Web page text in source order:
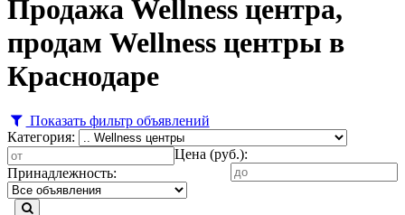
Продажа Wellness центра,
продам Wellness центры в
Краснодаре
Показать фильтр объявлений
Категория:
Цена (руб.):
Принадлежность: